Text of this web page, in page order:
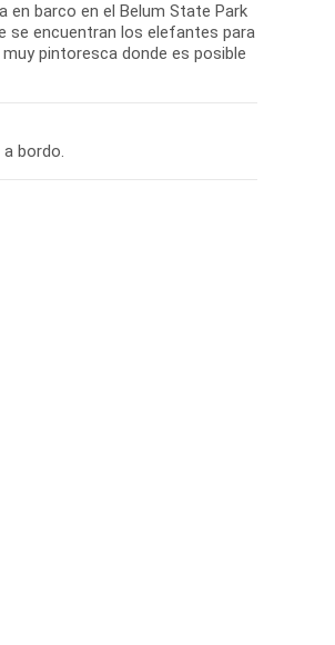
en barco en el Belum State Park
se encuentran los elefantes para
pintoresca donde es posible
bordo.